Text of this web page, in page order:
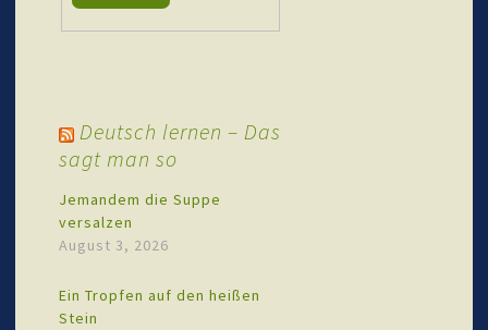
Deutsch lernen – Das
sagt man so
Jemandem die Suppe
versalzen
August 3, 2026
Ein Tropfen auf den heißen
Stein